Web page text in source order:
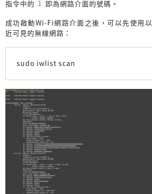
指令中的 1 即為網路介面的號碼。
成功啟動Wi-Fi網路介面之後，可以先使用
近可見的無線網路：
sudo iwlist scan